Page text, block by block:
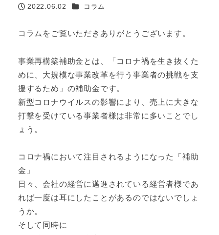
投稿日
2022.06.02 カテゴリー
コラム
コラムをご覧いただきありがとうございます。
事業再構築補助金とは、「コロナ禍を生き抜くた
めに、大規模な事業改革を行う事業者の挑戦を支
援するため」の補助金です。
新型コロナウイルスの影響により、売上に大きな
打撃を受けている事業者様は非常に多いことでし
ょう。
コロナ禍において注目されるようになった「補助
金」
日々、会社の経営に邁進されている経営者様であ
れば一度は耳にしたことがあるのではないでしょ
うか。
そして同時に